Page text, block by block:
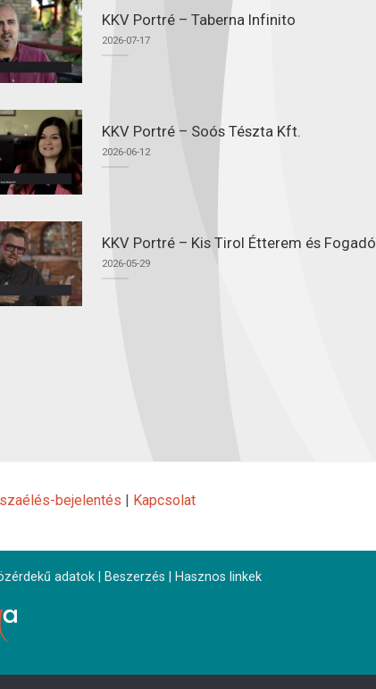
KKV Portré – Taberna Infinito
2026-07-17
KKV Portré – Soós Tészta Kft.
2026-06-12
KKV Portré – Kis Tirol Étterem és Fogadó
2026-05-29
bejelentés | Kapcsolat
adatok| Beszerzés Hasznos linkek